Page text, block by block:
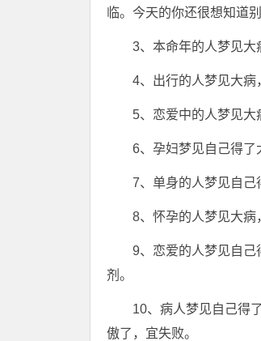
临。今天的你还很想知道
3、本命年的人梦见大
4、出行的人梦见大病
5、恋爱中的人梦见大
6、孕妇梦见自己得了
7、单身的人梦见自己
8、怀孕的人梦见大病
9、恋爱的人梦见自
剂。
10、病人梦见自己得
傲了，宜失败。